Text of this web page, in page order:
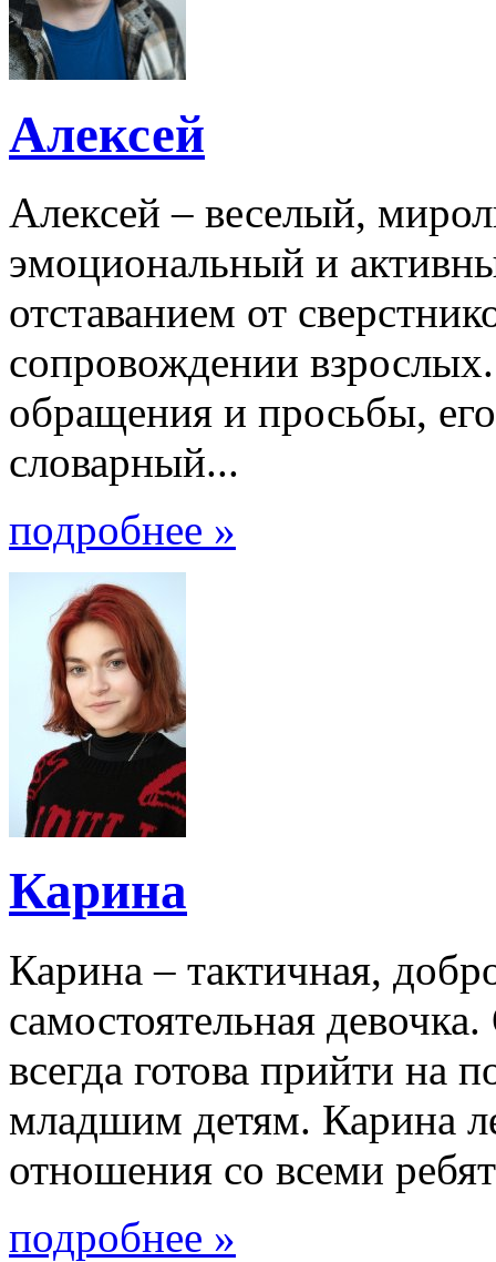
Алексей
Алексей – веселый,
эмоциональный и
отставанием от
сопровождении
обращения и просьбы,
словарный...
подробнее »
Карина
Карина – тактичная,
самостоятельная
всегда готова прийти на
младшим детям. Карина
отношения со всеми
подробнее »